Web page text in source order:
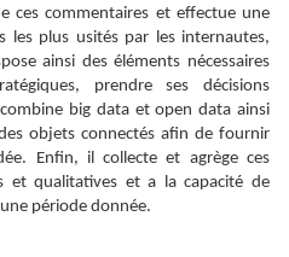
ces commentaires et effectue une
les plus usités par les internautes,
ainsi des éléments nécessaires
prendre ses décisions
big data et open data ainsi
objets connectés afin de fournir
Enfin, il collecte et agrège ces
et qualitatives et a la capacité de
période donnée.